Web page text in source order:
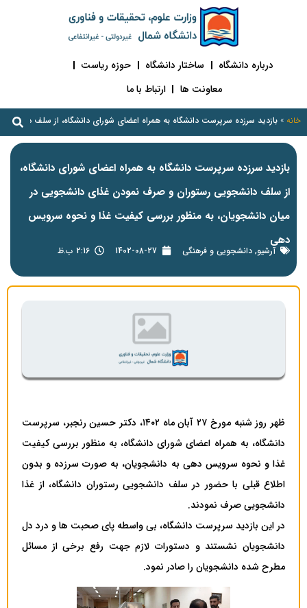
درباره دانشگاه ساختار دانشگاه
حوزه ریاست
معاونت ها
ارتباط با ما
خانه »بازدید سرزده سرپرست دانشگاه به همراه اعضای شورای دانشگاه، از سلف
بازدید سرزده سرپرست دانشگاه به همراه اعضای شورای دانشگاه،
از سلف دانشجویی رستوران و صرف نمودن غذای دانشجویی در
میان دانشجویان، به منظور بررسی کیفیت غذا و نحوه سرویس
دهی
آرشیو, دانشجویی و فرهنگی 1402-08-27 2:16 ب.ظ
ظهر روز شنبه مورخ ۲۷ آبان ماه ۱۴۰۲، دکتر حسین رنجبر، سرپرست
دانشگاه، به همراه اعضای شورای دانشگاه، به منظور بررسی کیفیت
غذا و نحوه سرویس دهی به دانشجویان، به صورت سرزده و بدون
اطلاع قبلی با حضور در سلف دانشجویی رستوران دانشگاه، از غذا
دانشجویی صرف نمودند.
در این بازدید سرپرست دانشگاه، بی واسطه پای صحبت ها و درد دل
دانشجویان نشستند و دستورات لازم جهت رفع برخی از مسائل
مطرح شده دانشجویان را صادر نمود.